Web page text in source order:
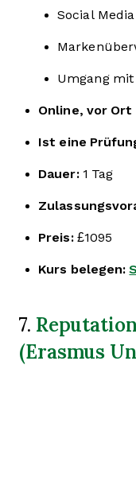
Social
Umgang
Online, vor
Ist eine
Dauer:1 Tag
Preis:£1095
Kurs belegen:
7.
(Erasmus